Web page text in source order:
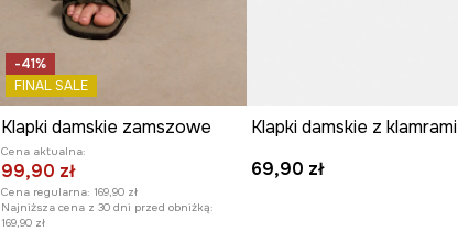
-41%
FINAL SALE
Klapki damskie zamszowe
Cena aktualna:
99,90 zł
Cena regularna: 169,90 zł
Najniższa cena z 30 dni przed obniżką:
169,90 zł
Klapki damskie z klamrami
69,90 zł